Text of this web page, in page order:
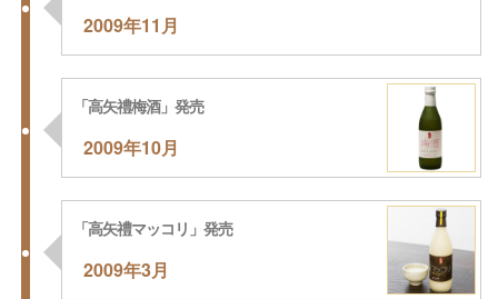
2009年11月
2009年10月
「高矢禮梅酒」発売
2009年3月
「高矢禮マッコリ」発売